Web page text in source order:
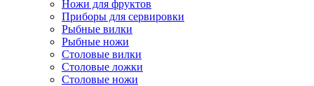
Ножи для фруктов
Приборы для сервировки
Рыбные вилки
Рыбные ножи
Столовые вилки
Столовые ложки
Столовые ножи